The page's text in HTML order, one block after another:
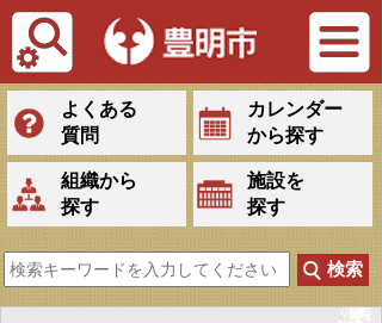
Tiếng Việt
よくある
質問
カレンダー
から探す
組織から
探す
施設を
探す